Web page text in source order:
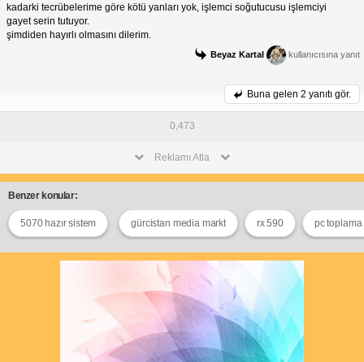
kadarki tecrübelerime göre kötü yanları yok, işlemci soğutucusu işlemciyi
gayet serin tutuyor.
şimdiden hayırlı olmasını dilerim.
Beyaz Kartal kullanıcısına yanıt
Buna gelen 2 yanıtı gör.
0,473
Reklamı Atla
Benzer konular:
5070 hazır sistem gürcistan media markt rx 590 pc toplama